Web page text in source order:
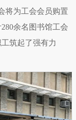
将为工会会员购置
余名图书馆工会
筑起了强有力